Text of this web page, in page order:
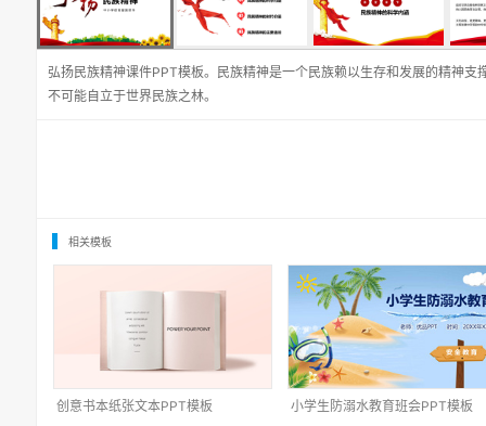
弘扬民族精神课件PPT模板。民族精神是一个民族赖以生存和发展的精神
不可能自立于世界民族之林。
相关模板
创意书本纸张文本PPT模板 小学生防溺水教育班会PPT模板